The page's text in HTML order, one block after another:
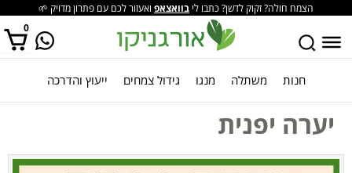
הצמח חולה? זקוק לדשן? כתבו לי בוואצאפ ואעזור לכם עם פתרון מדויק 🌱
0
אין מוצרים בסל הקניות. חנות משתלה מנגו גידול צמחים ייעוץ והדרכה
יערה יפנית